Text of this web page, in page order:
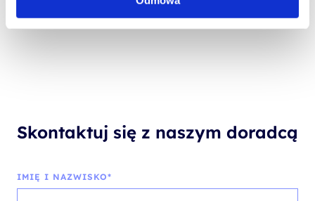
Skontaktuj się z naszym doradcą
IMIĘ I NAZWISKO*